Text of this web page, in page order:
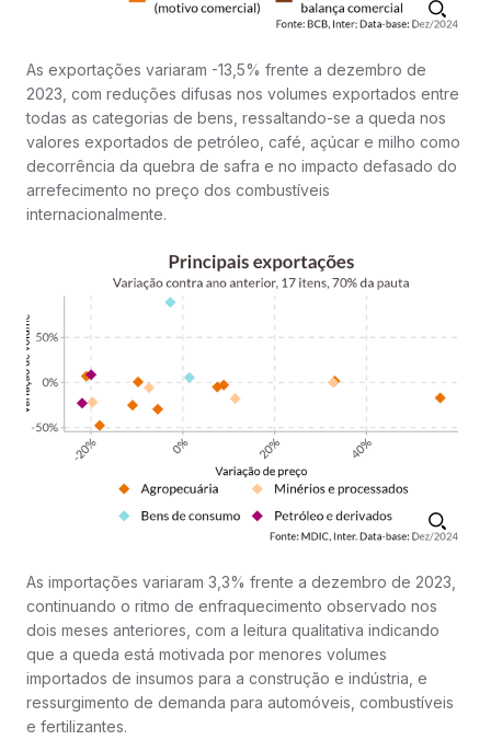
As exportações variaram -13,5% frente a dezembro de
2023, com reduções difusas nos volumes exportados entre
todas as categorias de bens, ressaltando-se a queda nos
valores exportados de petróleo, café, açúcar e milho como
decorrência da quebra de safra e no impacto defasado do
arrefecimento no preço dos combustíveis
internacionalmente.
As importações variaram 3,3% frente a dezembro de 2023,
continuando o ritmo de enfraquecimento observado nos
dois meses anteriores, com a leitura qualitativa indicando
que a queda está motivada por menores volumes
importados de insumos para a construção e indústria, e
ressurgimento de demanda para automóveis, combustíveis
e fertilizantes.